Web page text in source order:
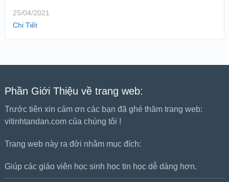
25/04/2021
Chi Tiết
Phần Giới Thiệu về trang web:
Trước tiên xin cám ơn các bạn đã ghé thăm trang web:
vitinhtandan.com của chúng tôi !
Trang web này ra đời nhằm mục đích:
Giúp các giáo viên học sinh học tin học dễ dàng hơn.